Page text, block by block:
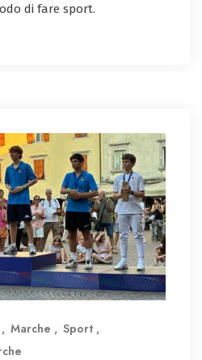
di fare sport.
Marche
Sport